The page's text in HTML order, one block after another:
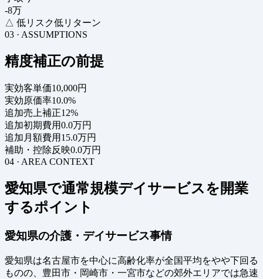
-8万
△ 低リスク低リターン
03 · ASSUMPTIONS
精度補正の前提
実効客単価10,000円
実効原価率10.0%
追加売上補正12%
追加初期費用0.0万円
追加月額費用 15.0万円
補助・控除反映0.0万円
04 · AREA CONTEXT
愛知県で通常規模デイサービスを開業
するポイント
愛知県の介護・デイサービス事情
愛知県は名古屋市を中心に高齢化率が全国平均をやや下回る
ものの、豊田市・岡崎市・一宮市などの郊外エリアでは急速